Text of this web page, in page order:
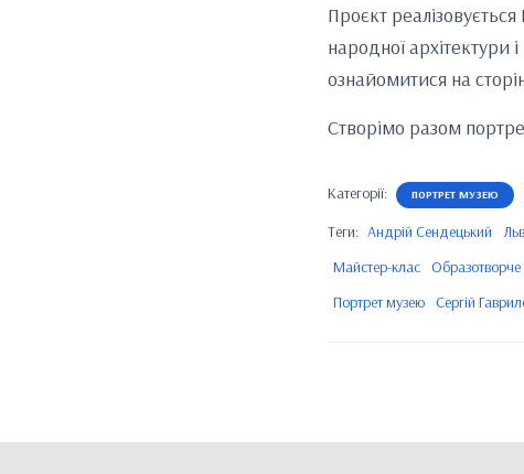
Проєкт
народної архітектури
ознайомитися на
Створімо разом
Категорії: ПОРТРЕТ МУЗЕЮ
Теги: Андрій Сендецький
Майстер-клас Образотворче
Портрет музею Сергій